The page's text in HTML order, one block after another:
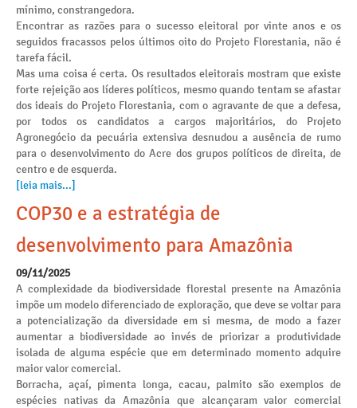
mínimo, constrangedora.
Encontrar as razões para o sucesso eleitoral por vinte anos e os
seguidos fracassos pelos últimos oito do Projeto Florestania, não é
tarefa fácil.
Mas uma coisa é certa. Os resultados eleitorais mostram que existe
forte rejeição aos líderes políticos, mesmo quando tentam se afastar
dos ideais do Projeto Florestania, com o agravante de que a defesa,
por todos os candidatos a cargos majoritários, do Projeto
Agronegócio da pecuária extensiva desnudou a ausência de rumo
para o desenvolvimento do Acre dos grupos políticos de direita, de
centro e de esquerda.
[leia mais...]
COP30 e a estratégia de
desenvolvimento para Amazônia
09/11/2025
A complexidade da biodiversidade florestal presente na Amazônia
impõe um modelo diferenciado de exploração, que deve se voltar para
a potencialização da diversidade em si mesma, de modo a fazer
aumentar a biodiversidade ao invés de priorizar a produtividade
isolada de alguma espécie que em determinado momento adquire
maior valor comercial.
Borracha, açaí, pimenta longa, cacau, palmito são exemplos de
espécies nativas da Amazônia que alcançaram valor comercial